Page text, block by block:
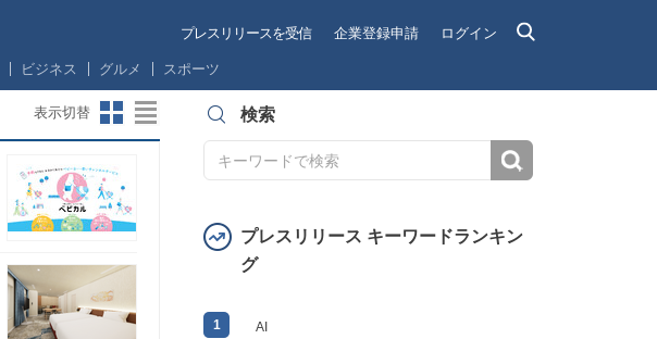
プレスリリースを受信 企業登録申請 ログイン
ビジネス グルメ スポーツ
表示切替 検索
プレスリリース キーワードランキン
グ
1 AI